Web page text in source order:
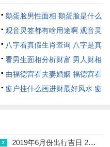
贯通，气脉顺畅；宜动土，
，开仓。冲煞冲猪煞东，生肖
七时至九时，巳时九时至十一
。
一，干支为戊辰，司命黄道，
辰双土虽厚，然辰为水库，内
合添土奠基之本意。五行之中
鹅蛋脸男性面相 鹅蛋脸是什么
脸型男性
观音灵签都有啥用途啊 观音灵
签全部签签词
八字看真假生肖查询 八字是真
还是假
看男生面相分析财富 男人财相
从哪里看
由福德宫看夫妻婚姻 福德宫看
配偶生肖
窗户挂什么画进财最好风水 窗
2 2019年6月份出行吉日 2027年6月出行吉日一览表